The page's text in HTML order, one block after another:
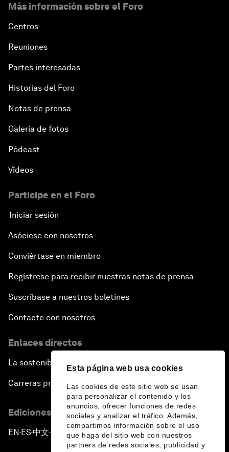
Esta página web usa cookies
Las cookies de este sitio web se usan
para personalizar el contenido y los
anuncios, ofrecer funciones de redes
sociales y analizar el tráfico. Además,
compartimos información sobre el uso
que haga del sitio web con nuestros
partners de redes sociales, publicidad y
Más información sobre el Foro
Centros
Reuniones
Partes interesadas
Historias del Foro
Notas de prensa
Galería de fotos
Pódcast
Vídeos
Participe en el Foro
Iniciar sesión
Asóciese con nosotros
Conviértase en miembro
Regístrese para recibir nuestras notas de prensa
Suscríbase a nuestros boletines
Contacte con nosotros
Enlaces directos
La sostenibilidad en el Foro
Carreras profesionales
Ediciones en otros idiomas
EN ▪ES▪中文▪ 日本語